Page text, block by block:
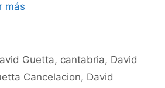
más
Guetta, cantabria, David
Cancelacion, David